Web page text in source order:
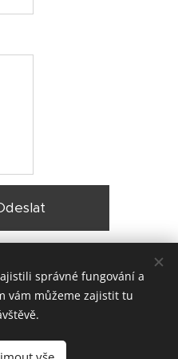
Praha |Lokality
správné fungování a
vám můžeme zajistit tu